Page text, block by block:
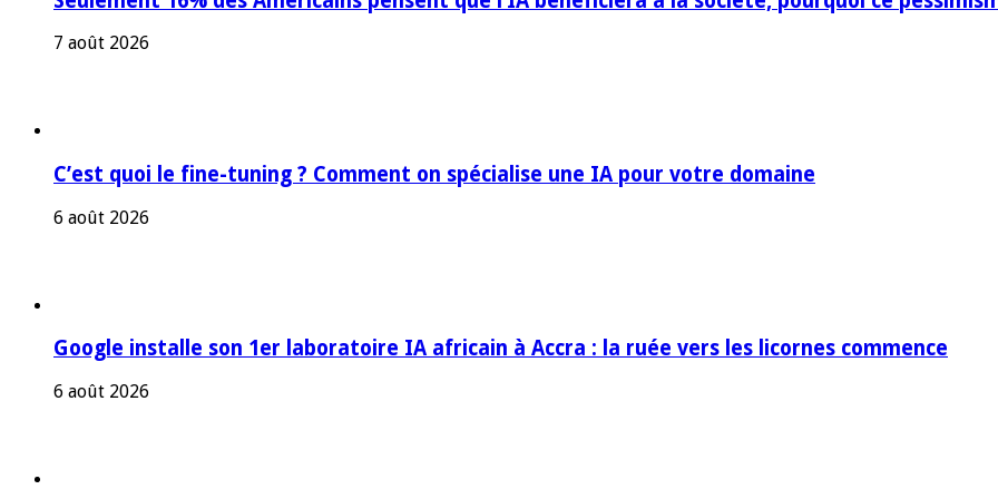
7 août 2026
C’est quoi le fine-tuning ? Comment on spécialise une IA pour votre domaine
6 août 2026
Google installe son 1er laboratoire IA africain à Accra : la ruée vers les licornes commence
6 août 2026